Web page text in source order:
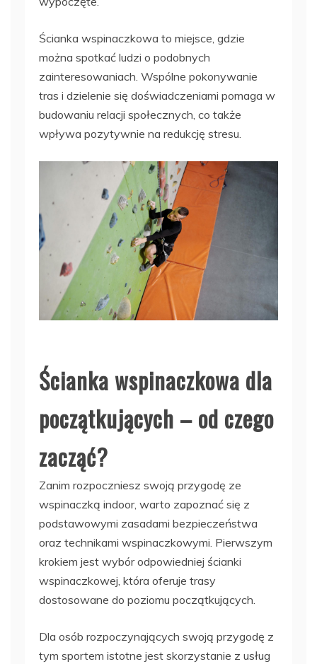
Ścianka wspinaczkowa to miejsce, gdzie
można spotkać ludzi o podobnych
zainteresowaniach. Wspólne pokonywanie
tras i dzielenie się doświadczeniami pomaga w
budowaniu relacji społecznych, co także
wpływa pozytywnie na redukcję stresu.
Ścianka wspinaczkowa dla
początkujących – od czego
zacząć?
Zanim rozpoczniesz swoją przygodę ze
wspinaczką indoor, warto zapoznać się z
podstawowymi zasadami bezpieczeństwa
oraz technikami wspinaczkowymi. Pierwszym
krokiem jest wybór odpowiedniej ścianki
wspinaczkowej, która oferuje trasy
dostosowane do poziomu początkujących.
Dla osób rozpoczynających swoją przygodę z
tym sportem istotne jest skorzystanie z usług